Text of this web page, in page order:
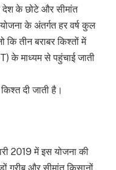
देश के छोटे और सीमांत
के अंतर्गत हर वर्ष कुल
कि तीन बराबर किश्तों में
के माध्यम से पहुंचाई जाती
दी जाती है।
2019 में इस योजना की